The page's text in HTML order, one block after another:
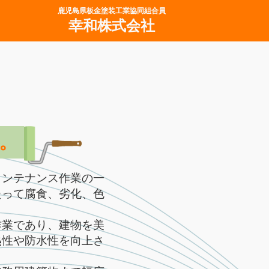
鹿児島県板金塗装工業協同組合員
幸和株式会社
テナンス作業の一
て腐食、劣化、色
であり、建物を美
や防水性を向上さ